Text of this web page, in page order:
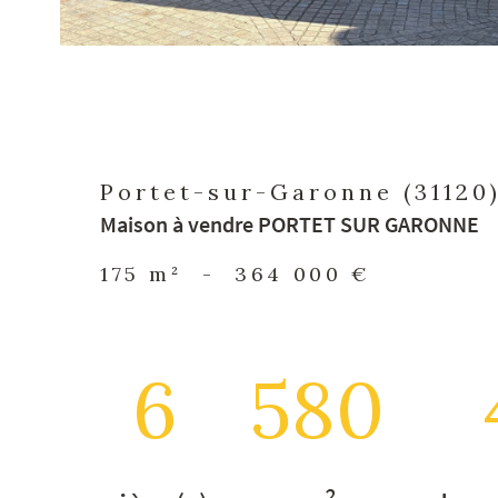
Portet-sur-Garonne
Maison à vendre PORTET SUR GARONNE
175 m² - 364 000 €
6 580